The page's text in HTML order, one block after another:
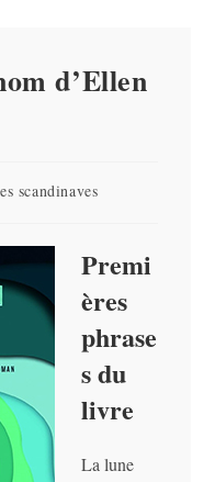
d’Ellen
scandinaves
Premi
ères
phrase
s du
livre
La lune